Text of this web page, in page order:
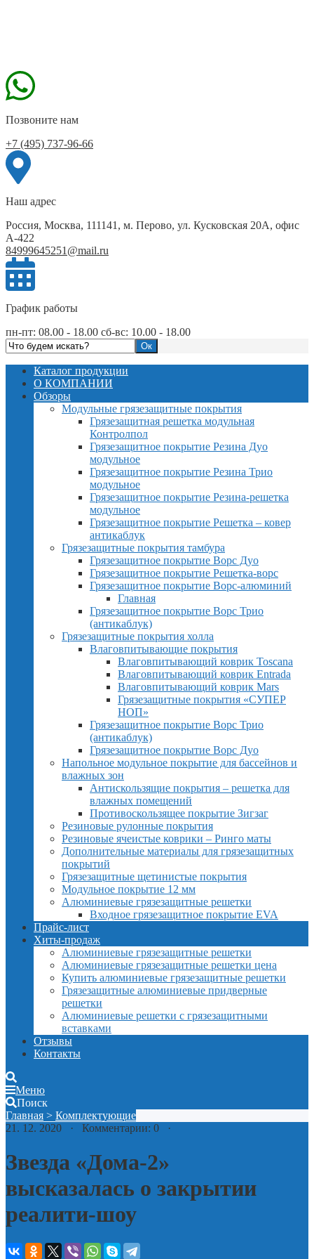
Позвоните нам
+7 (495) 737-96-66
Наш адрес
Россия, Москва, 111141, м. Перово, ул. Кусковская 20А, офис
А-422
84999645251@mail.ru
График работы
пн-пт: 08.00 - 18.00 сб-вс: 10.00 - 18.00
Каталог продукции
О КОМПАНИИ
Обзоры
Модульные грязезащитные покрытия
Грязезащитная решетка модульная
Контролпол
Грязезащитное покрытие Резина Дуо
модульное
Грязезащитное покрытие Резина Трио
модульное
Грязезащитное покрытие Резина-решетка
модульное
Грязезащитное покрытие Решетка – ковер
антикаблук
Грязезащитные покрытия тамбура
Грязезащитное покрытие Ворс Дуо
Грязезащитное покрытие Решетка-ворс
Грязезащитное покрытие Ворс-алюминий
Главная
Грязезащитное покрытие Ворс Трио
(антикаблук)
Грязезащитные покрытия холла
Влаговпитывающие покрытия
Влаговпитывающий коврик Toscana
Влаговпитывающий коврик Entrada
Влаговпитывающий коврик Mars
Грязезащитные покрытия «СУПЕР
НОП»
Грязезащитное покрытие Ворс Трио
(антикаблук)
Грязезащитное покрытие Ворс Дуо
Напольное модульное покрытие для бассейнов и
влажных зон
Антискользящие покрытия – решетка для
влажных помещений
Противоскользящее покрытие Зигзаг
Резиновые рулонные покрытия
Резиновые ячеистые коврики – Ринго маты
Дополнительные материалы для грязезащитных
покрытий
Грязезащитные щетинистые покрытия
Модульное покрытие 12 мм
Алюминиевые грязезащитные решетки
Входное грязезащитное покрытие EVA
Прайс-лист
Хиты-продаж
Алюминиевые грязезащитные решетки
Алюминиевые грязезащитные решетки цена
Купить алюминиевые грязезащитные решетки
Грязезащитные алюминиевые придверные
решетки
Алюминиевые решетки с грязезащитными
вставками
Отзывы
Контакты
Меню
Поиск
Главная > Комплектующие
21. 12. 2020 · Комментарии: 0 ·
Звезда «Дома-2»
высказалась о закрытии
реалити-шоу